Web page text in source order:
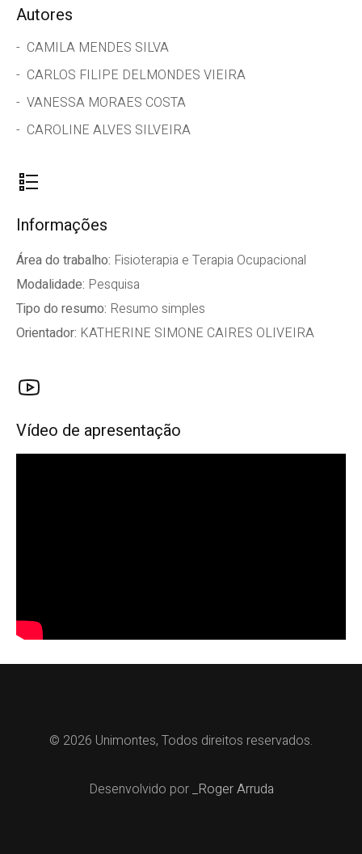
Autores
CAMILA MENDES SILVA
CARLOS FILIPE DELMONDES VIEIRA
VANESSA MORAES COSTA
CAROLINE ALVES SILVEIRA
Informações
Área do trabalho: Fisioterapia e Terapia Ocupacional
Modalidade: Pesquisa
Tipo do resumo: Resumo simples
Orientador: KATHERINE SIMONE CAIRES OLIVEIRA
Vídeo de apresentação
© 2026 Unimontes, Todos direitos reservados.
Desenvolvido por_Roger Arruda